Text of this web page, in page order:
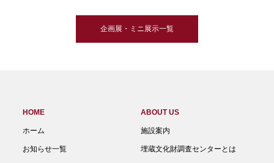
企画展・ミニ展示一覧
HOME
ホーム
お知らせ一覧
ABOUT US
施設案内
埋蔵文化財調査センターとは